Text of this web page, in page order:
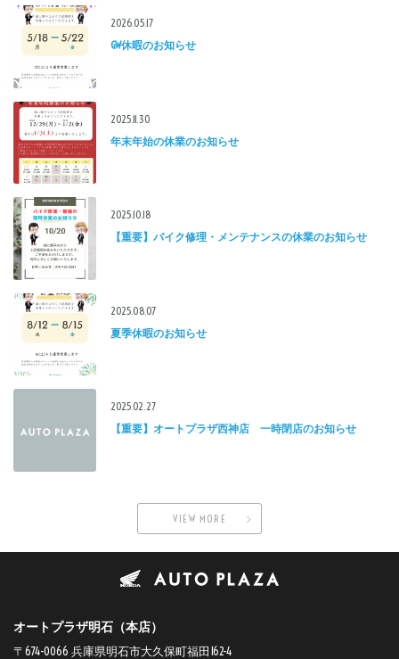
2026.05.17
GW休暇のお知らせ
2025.11.30
年末年始の休業のお知らせ
2025.10.18
【重要】バイク修理・メンテナンスの休業のお知らせ
2025.08.07
夏季休暇のお知らせ
2025.02.27
【重要】オートプラザ西神店 一時閉店のお知らせ
VIEW MORE
オートプラザ明石（本店）
〒674-0066 兵庫県明石市大久保町福田162-4